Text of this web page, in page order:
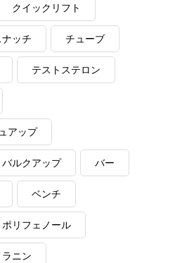
クイックリフト
ナッチ チューブ
テストステロン
アップ
バルクアップ バー
ベンチ
ポリフェノール
ラニン